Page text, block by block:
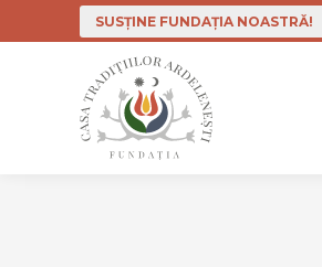
SUSȚINE FUNDAȚIA NOASTRĂ!